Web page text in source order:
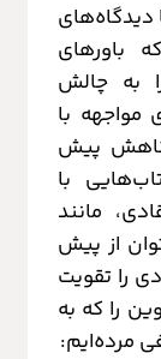
دیدگاه‌های
باورهای
به چالش
مواجهه با
کاهش پیش
با
مانند
از پیش
را تقویت
را که به
مرده‌ایم: